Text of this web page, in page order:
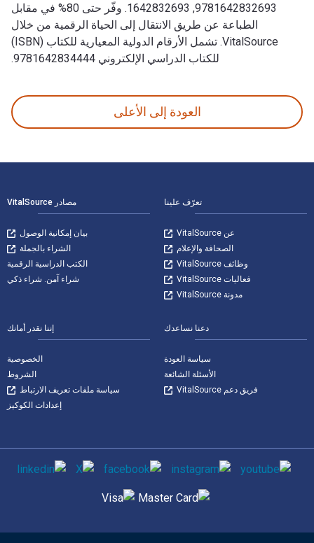
9781642832693, 1642832693. وفّر حتى 80% في مقابل
الطباعة عن طريق الانتقال إلى الحياة الرقمية من خلال
VitalSource. تشمل الأرقام الدولية المعيارية للكتاب (ISBN)
للكتاب الدراسي الإلكتروني 9781642834444.
العودة إلى الأعلى
تعرّف علينا
عن VitalSource
الصحافة والإعلام
وظائف VitalSource
فعاليات VitalSource
مدونة VitalSource
مصادر VitalSource
بيان إمكانية الوصول
الشراء بالجملة
الكتب الدراسية الرقمية
شراء آمن. شراء ذكي
دعنا نساعدك
سياسة العودة
الأسئلة الشائعة
فريق دعم VitalSource
إننا نقدر أمانك
الخصوصية
الشروط
سياسة ملفات تعريف الارتباط
إعدادات الكوكيز
وسائل التواصل الاجتماعي